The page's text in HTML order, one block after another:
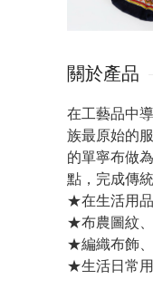
關於產品
在工藝品中
族最原始的
的單寧布做
點，完成傳
★在生活用品
★布農圖紋、
★編織布飾、
★生活日常用